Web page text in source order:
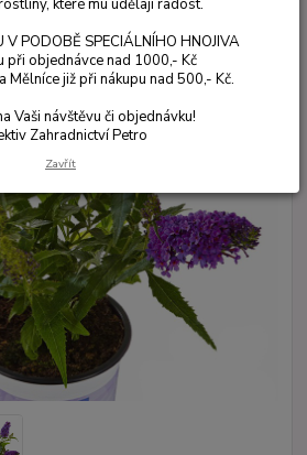
které mu udělají radost.
V PODOBĚ SPECIÁLNÍHO HNOJIVA
při objednávce nad 1000,- Kč
Mělníce již při nákupu nad 500,- Kč.
Vaši návštěvu či objednávku!
Zahradnictví Petro
Zavřít